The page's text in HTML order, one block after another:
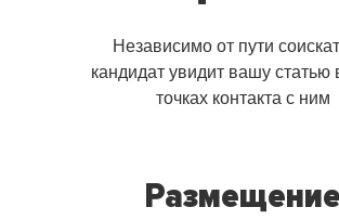
Независимо от пути
кандидат увидит вашу статью
точках контакта с ним
Размещение